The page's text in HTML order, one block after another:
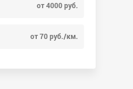
от 4000 руб.
от 70 руб./км.